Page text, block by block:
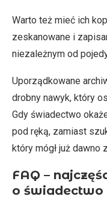
Warto też mieć ich
zeskanowane i
niezależnym od
Uporządkowane
drobny nawyk, który
Gdy świadectwo
pod ręką, zamiast
który mógł już dawno
FAQ –
o świadectwo